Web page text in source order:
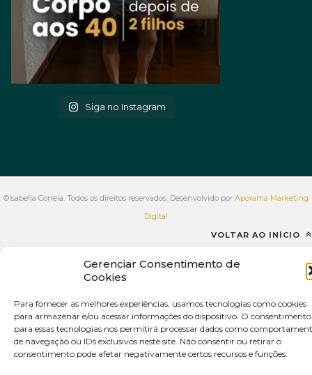
Gerenciar Consentimento de
Cookies
Para fornecer as melhores experiências, usamos tecnologias como cookies
para armazenar e/ou acessar informações do dispositivo. O consentimento
para essas tecnologias nos permitirá processar dados como
de navegação ou IDs exclusivos neste site. Não consentir ou retirar o
consentimento pode afetar negativamente certos recursos e funções.
Siga no Instagram
©Isabella Correia. Todos os direitos reservados. Desenvolvido por Aporama Marketing
Digital
VOLTAR AO INÍCIO